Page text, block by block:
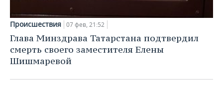
Происшествия 07 фев, 21:52
Глава Минздрава Татарстана подтвердил
смерть своего заместителя Елены
Шишмаревой